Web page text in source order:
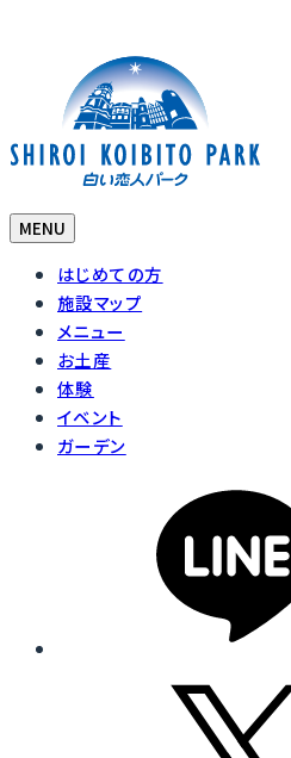
MENU
はじめての方
施設マップ
メニュー
お土産
体験
イベント
ガーデン